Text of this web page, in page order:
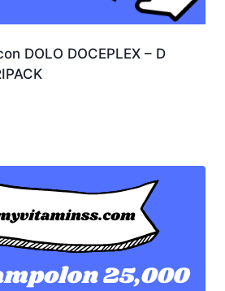
DOLO DOCEPLEX – D